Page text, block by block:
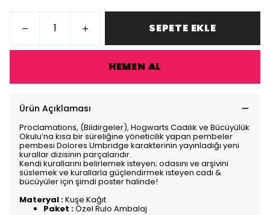
SEPETE EKLE
HEMEN AL
Ürün Açıklaması
Proclamations, (Bildirgeler), Hogwarts Cadılık ve Bücüyülük
Okulu’na kısa bir süreliğine yöneticilik yapan pembeler
pembesi Dolores Umbridge karakterinin yayınladığı yeni
kurallar dizisinin parçalarıdır.
Kendi kurallarını belirlemek isteyen; odasını ve arşivini
süslemek ve kurallarla güçlendirmek isteyen cadı &
bücüyüler için şimdi poster halinde!
Materyal :Kuşe Kağıt
Paket :Özel Rulo Ambalaj